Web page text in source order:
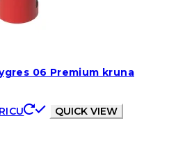
06 Premium kruna
QUICK VIEW